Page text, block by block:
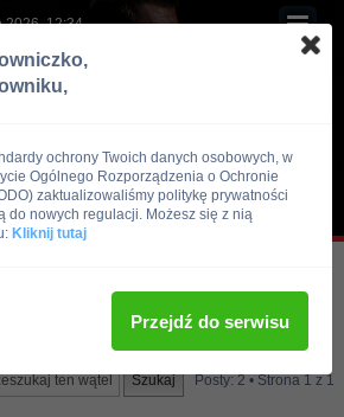
2026, 12:34
Posty: 2 • Strona 1 z 1
ochrony Twoich danych osobowych, w
Ogólnego Rozporządzenia o Ochronie
zaktualizowaliśmy politykę prywatności
do nowych regulacji. Możesz się z nią
Kliknij tutaj
Przejdź do serwisu